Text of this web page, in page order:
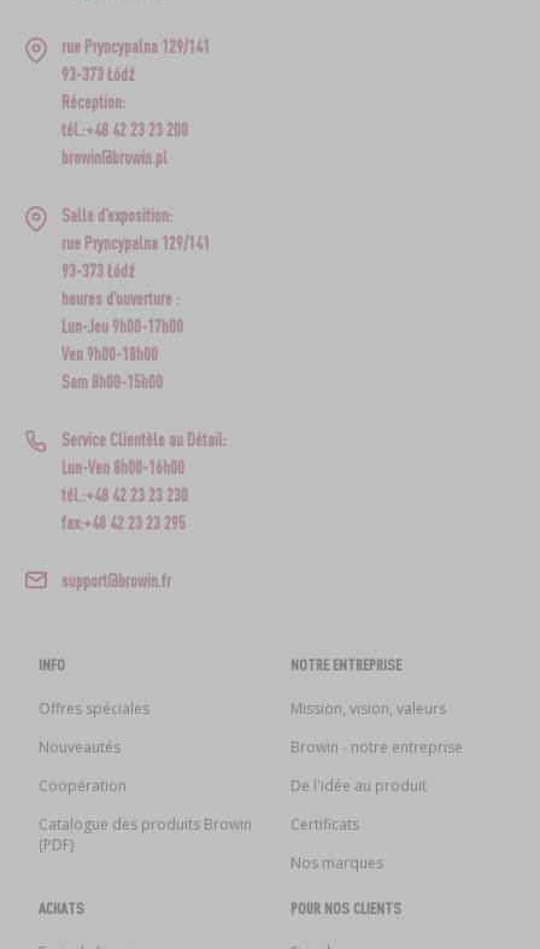
rue Pryncypalna 129/141
93-373 Łódź
Réception:
tél.:+48 42 23 23 200
browin@browin.pl
Salle d’exposition:
rue Pryncypalna 129/141
93-373 Łódź
heures d'ouverture :
Lun-Jeu 9h00-17h00
Ven 9h00-18h00
Sam 8h00-15h00
Service Clientèle au Détail:
Lun-Ven 8h00-16h00
tél.:+48 42 23 23 230
fax:+48 42 23 23 295
support@browin.fr
INFO
Offres spéciales
Nouveautés
Coopération
Catalogue des produits Browin
(PDF)
NOTRE ENTREPRISE
Mission, vision, valeurs
Browin - notre entreprise
De l'idée au produit
Certificats
Nos marques
ACHATS POUR NOS CLIENTS